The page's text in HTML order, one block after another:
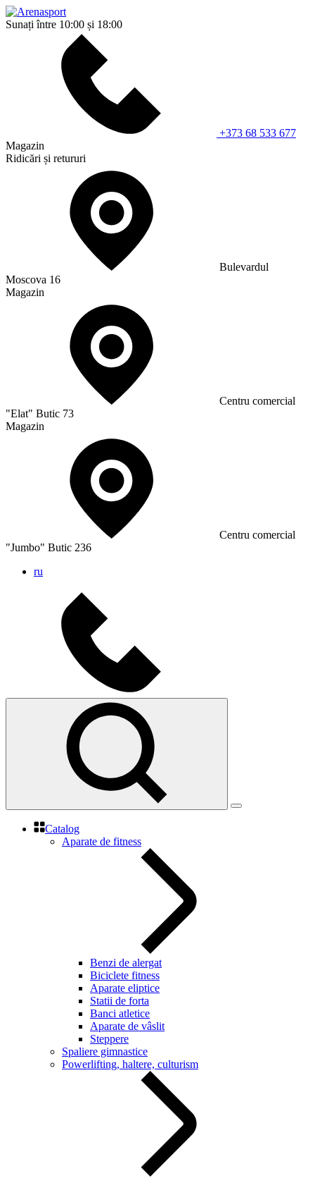
Sunați între 10:00 și 18:00
+373 68 533 677
Magazin
Ridicări și retururi
Bulevardul
Moscova 16
Magazin
Сentru comercial
"Elat" Butic 73
Magazin
Сentru comercial
"Jumbo" Butic 236
ru
Catalog
Aparate de fitness
Benzi de alergat
Biciclete fitness
Aparate eliptice
Statii de forta
Banci atletice
Aparate de vâslit
Steppere
Spaliere gimnastice
Powerlifting, haltere, culturism